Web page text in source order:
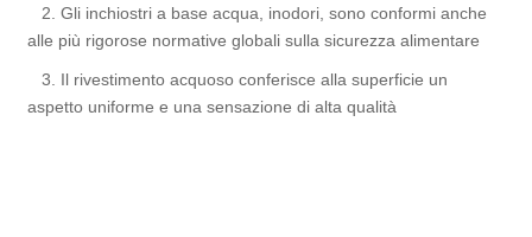
2. Gli inchiostri a base acqua, inodori, sono conformi anche
alle più rigorose normative globali sulla sicurezza alimentare
3. Il rivestimento acquoso conferisce alla superficie un
aspetto uniforme e una sensazione di alta qualità